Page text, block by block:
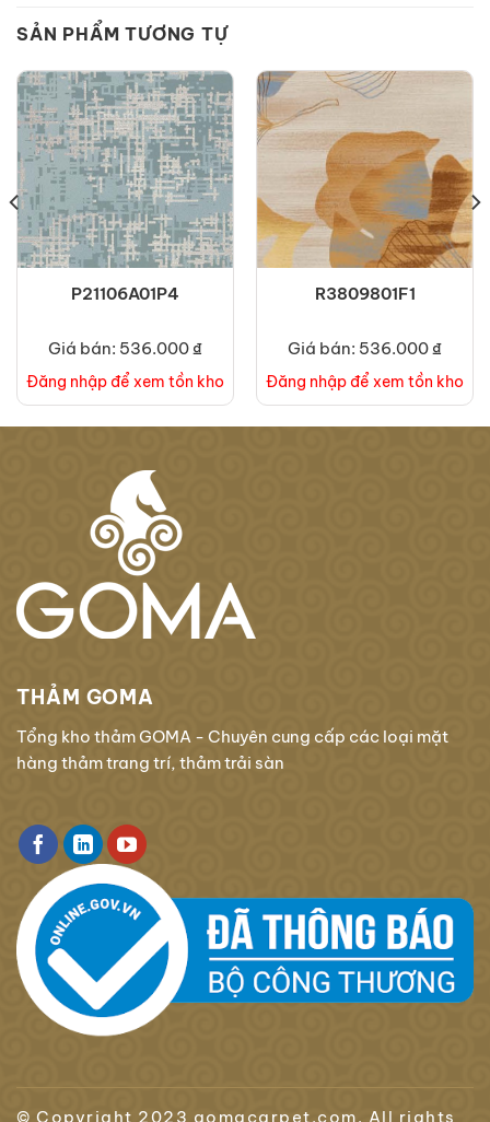
SẢN PHẨM TƯƠNG TỰ
P21106A01P4
Giá bán: 536.000 ₫
Đăng nhập để xem tồn kho
R3809801F1
Giá bán: 536.000 ₫
Đăng nhập để xem tồn kho
THẢM GOMA
Tổng kho thảm GOMA - Chuyên cung cấp các loại mặt
hàng thảm trang trí, thảm trải sàn
© Copyright 2023 gomacarpet.com. All rights